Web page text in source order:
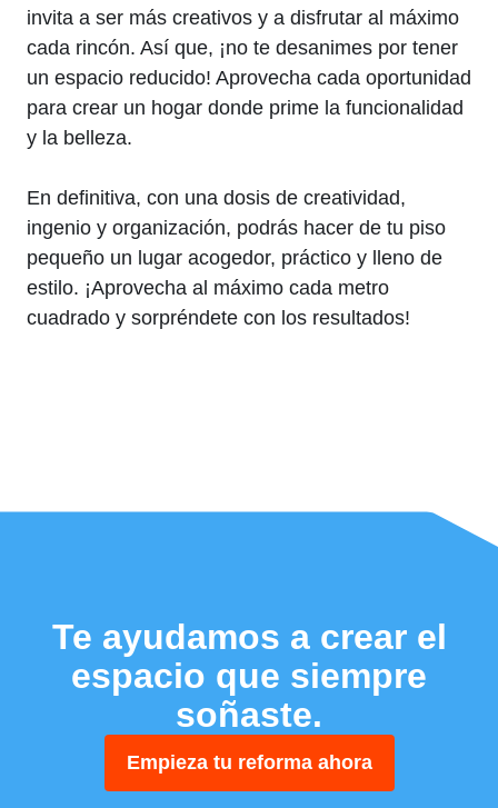
invita a ser más creativos y ⁣a⁣ disfrutar al máximo
cada rincón. Así ⁢que, ‌¡no ⁣te​ desanimes​ por tener
⁢un espacio reducido! Aprovecha ⁢cada oportunidad​
para crear un hogar ‌donde prime la funcionalidad
y la belleza.
En definitiva, con ⁣una dosis de creatividad,
ingenio y organización, podrás hacer‌ de tu⁣ piso
pequeño un lugar ⁣acogedor, práctico y‌ lleno ⁤de
estilo. ¡Aprovecha al máximo cada‍ metro
cuadrado y sorpréndete con los resultados!
Te ayudamos a crear el
espacio que siempre
soñaste.
Empieza tu reforma ahora